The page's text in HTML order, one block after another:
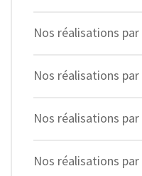
Nos réalisations
Nos réalisations
Nos réalisations
Nos réalisations